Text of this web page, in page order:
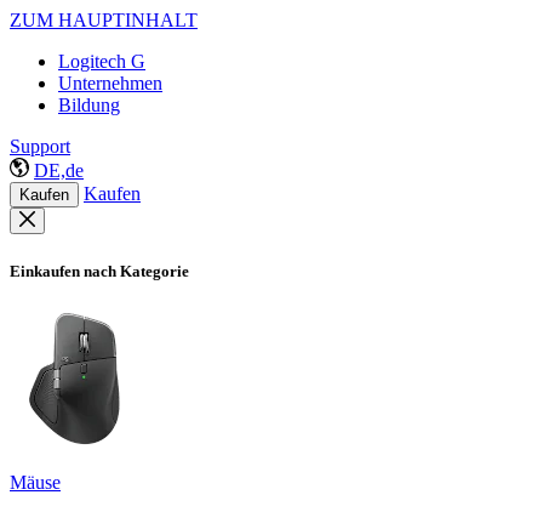
ZUM HAUPTINHALT
Logitech G
Unternehmen
Bildung
Support
DE,de
Kaufen Kaufen
Einkaufen nach Kategorie
Mäuse